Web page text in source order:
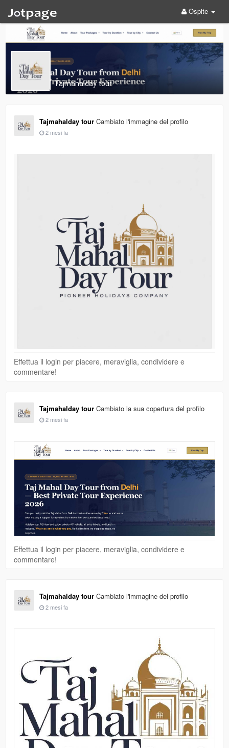
Ospite
Tajmahalday tour
Tajmahalday tour Cambiato l'immagine del profilo
2 mesi fa
Effettua il login per piacere, meraviglia, condividere e
commentare!
Tajmahalday tour Cambiato la sua copertura del profilo
2 mesi fa
Effettua il login per piacere, meraviglia, condividere e
commentare!
Tajmahalday tour Cambiato l'immagine del profilo
2 mesi fa